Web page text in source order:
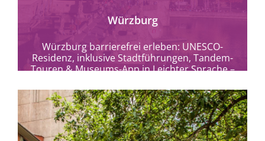
Würzburg
Würzburg barrierefrei erleben: UNESCO-
Residenz, inklusive Stadtführungen, Tandem-
Touren & Museums-App in Leichter Sprache –